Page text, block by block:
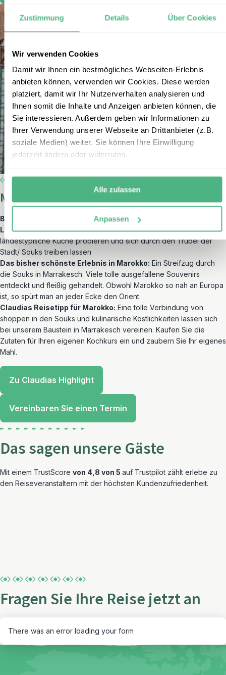
Zustimmung Details Über Cookies
Wir verwenden Cookies
Damit wir Ihnen ein bestmögliches Webseiten-Erlebnis
anbieten können, verwenden wir Cookies. Diese werden
platziert, damit wir Ihr Nutzerverhalten analysieren und
Ihnen somit die Inhalte und Anzeigen anbieten können, die
Sie interessieren. Außerdem geben wir Informationen zu
Ihrer Verwendung unserer Webseite an Drittanbieter (z.B.
soziale Medien) weiter. Sie können Ihre Einwilligung
jederzeit ändern oder widerrufen.
Alle zulassen
Anpassen
Marokko-Expertin Claudia Seinen
Bei erlebe seit:
Lieblingsbeschäftigung im Urlaub:Kulturelle Schätze bestaunen,
landestypische Küche probieren und sich durch den Trubel der
Stadt/ Souks treiben lassen
Das bisher schönste Erlebnis in Marokko: Ein Streifzug durch
die Souks in Marrakesch. Viele tolle ausgefallene Souvenirs
entdeckt und fleißig gehandelt. Obwohl Marokko so nah an Europa
ist, so spürt man an jeder Ecke den Orient.
Claudias Reisetipp für Marokko: Eine tolle Verbindung von
shoppen in den Souks und kulinarische Köstlichkeiten lassen sich
bei unserem Baustein in Marrakesch vereinen. Kaufen Sie die
Zutaten für Ihren eigenen Kochkurs ein und zaubern Sie Ihr eigenes
Mahl.
Zu Claudias Highlight
Vereinbaren Sie einen Termin
Das sagen unsere Gäste
Mit einem TrustScore von 4,8 von 5 auf Trustpilot zählt erlebe zu
den Reiseveranstaltern mit der höchsten Kundenzufriedenheit.
Fragen Sie Ihre Reise jetzt an
There was an error loading your form